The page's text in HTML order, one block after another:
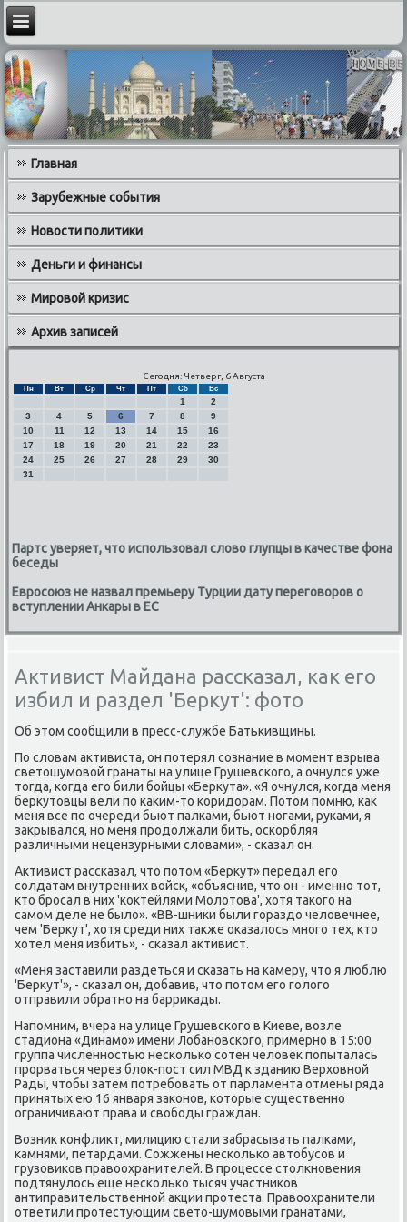
Главная
Зарубежные события
Новости политики
Деньги и финансы
Мировой кризис
Архив записей
Сегодня: Четверг, 6 Августа
Пн Вт Ср Чт Пт Сб Вс
1
2
3
4 5 6 7 8
9
10
11 12 13 14 15
16
17
18 19 20 21 22
23
24
25 26 27 28 29
30
31
Партс уверяет, что использовал слово глупцы в качестве фона
беседы
Евросоюз не назвал премьеру Турции дату переговоров о
вступлении Анкары в ЕС
Активист Майдана рассказал, как его
избил и раздел 'Беркут': фото
Об этом сообщили в пресс-службе Батькивщины.
По словам активиста, он потерял сознание в момент взрыва
светошумовой гранаты на улице Грушевского, а очнулся уже
тогда, когда его били бойцы «Беркута». «Я очнулся, когда меня
беркутовцы вели по каким-то коридорам. Потом помню, как
меня все по очереди бьют палками, бьют ногами, руками, я
закрывался, но меня продолжали бить, оскорбляя
различными нецензурными словами», - сказал он.
Активист рассказал, что потом «Беркут» передал его
солдатам внутренних войск, «объяснив, что он - именно тот,
кто бросал в них 'коктейлями Молотова', хотя такого на
самом деле не было». «ВВ-шники были гораздо человечнее,
чем 'Беркут', хотя среди них также оказалось много тех, кто
хотел меня избить», - сказал активист.
«Меня заставили раздеться и сказать на камеру, что я люблю
'Беркут'», - сказал он, добавив, что потом его голого
отправили обратно на баррикады.
Напомним, вчера на улице Грушевского в Киеве, возле
стадиона «Динамо» имени Лобановского, примерно в 15:00
группа численностью несколько сотен человек попыталась
прорваться через блок-пост сил МВД к зданию Верховной
Рады, чтобы затем потребовать от парламента отмены ряда
принятых ею 16 января законов, которые существенно
ограничивают права и свободы граждан.
Возник конфликт, милицию стали забрасывать палками,
камнями, петардами. Сожжены несколько автобусов и
грузовиков правоохранителей. В процессе столкновения
подтянулось еще несколько тысяч участников
антиправительственной акции протеста. Правоохранители
ответили протестующим свето-шумовыми гранатами,